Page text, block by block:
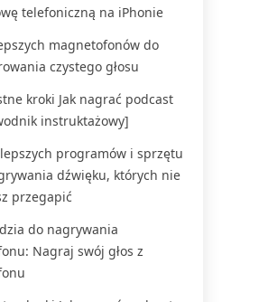
telefoniczną na iPhonie
magnetofonów do
czystego głosu
kroki Jak nagrać podcast
instruktażowy]
programów i sprzętu
dźwięku, których nie
przegapić
do nagrywania
Nagraj swój głos z